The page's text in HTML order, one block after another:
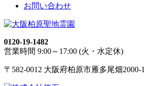
お問い合わせ
0120-19-1482
営業時間 9:00～17:00 (火・水定休)
〒582-0012 大阪府柏原市雁多尾畑2000-1